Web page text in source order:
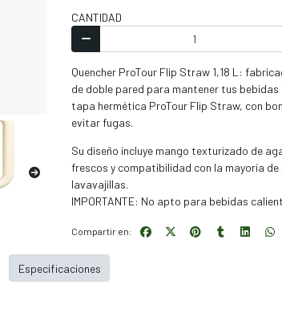
CANTIDAD
Quencher ProTour Flip Straw 1,18 L:
de doble pared para mantener tus
tapa hermética ProTour Flip Straw, con
evitar fugas.
Su diseño incluye mango texturizado de
frescos y compatibilidad con la mayoría
lavavajillas.
IMPORTANTE: No apto para bebidas
Compartir en:
Especificaciones